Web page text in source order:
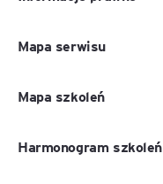
Mapa serwisu
Mapa szkoleń
Harmonogram szkoleń